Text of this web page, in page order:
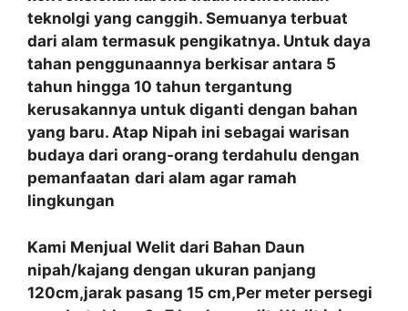
teknolgi yang canggih. Semuanya terbuat
dari alam termasuk pengikatnya. Untuk daya
tahan penggunaannya berkisar antara 5
tahun hingga 10 tahun tergantung
kerusakannya untuk diganti dengan bahan
yang baru. Atap Nipah ini sebagai warisan
budaya dari orang-orang terdahulu dengan
pemanfaatan dari alam agar ramah
lingkungan
Kami Menjual Welit dari Bahan Daun
nipah/kajang dengan ukuran panjang
120cm,jarak pasang 15 cm,Per meter persegi